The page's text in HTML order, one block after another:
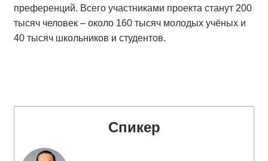
преференций. Всего участниками проекта станут 200
тысяч человек – около 160 тысяч молодых учёных и
40 тысяч школьников и студентов.
Спикер